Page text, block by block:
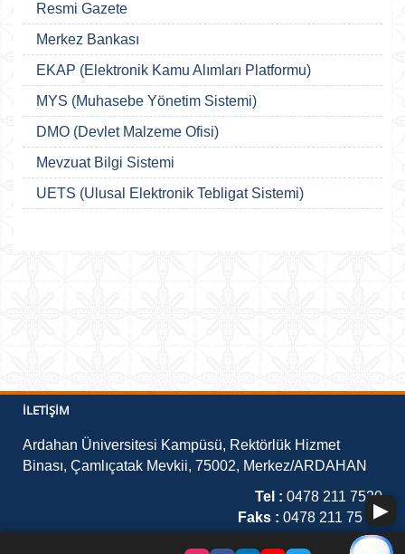
Resmi Gazete
Merkez Bankası
EKAP (Elektronik Kamu Alımları Platformu)
MYS (Muhasebe Yönetim Sistemi)
DMO (Devlet Malzeme Ofisi)
Mevzuat Bilgi Sistemi
UETS (Ulusal Elektronik Tebligat Sistemi)
İLETIŞIM
Ardahan Üniversitesi Kampüsü, Rektörlük Hizmet
Binası, Çamlıçatak Mevkii, 75002, Merkez/ARDAHAN
Tel : 0478 211 7520
Faks : 0478 211 75 21
imidb@ardahan.edu.tr